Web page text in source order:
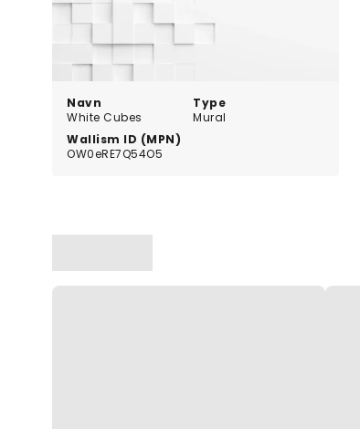
Navn
White Cubes
Type
Mural
Wallism ID (MPN)
OW0eRE7Q54O5